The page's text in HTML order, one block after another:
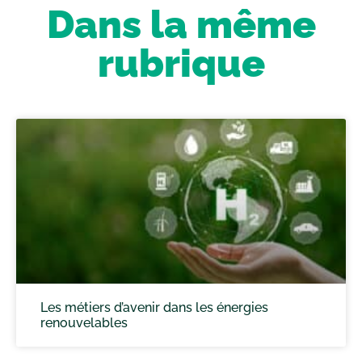
Dans la même
rubrique
Les métiers d’avenir dans les énergies
renouvelables